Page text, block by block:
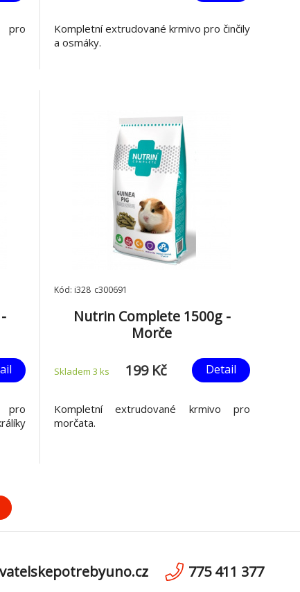
pro
Kompletní extrudované krmivo pro činčily
a osmáky.
pro
Kód: i328_c300691
Nutrin Complete 1500g -
Morče
Skladem 3 ks 199 Kč Detail
Kompletní extrudované krmivo pro
morčata.
775 411 377